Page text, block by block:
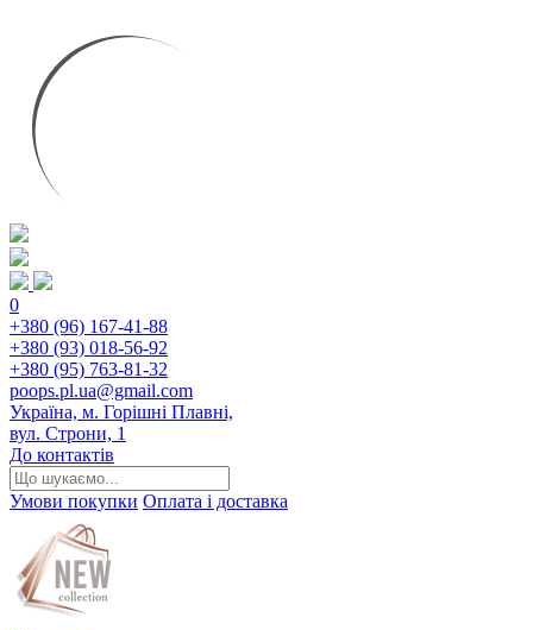
0
+380 (96) 167-41-88
+380 (93) 018-56-92
+380 (95) 763-81-32
poops.pl.ua@gmail.com
Україна, м. Горішні Плавні,
вул. Строни, 1
До контактів
Умови покупки Оплата і доставка